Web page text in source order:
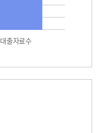
대출자료수